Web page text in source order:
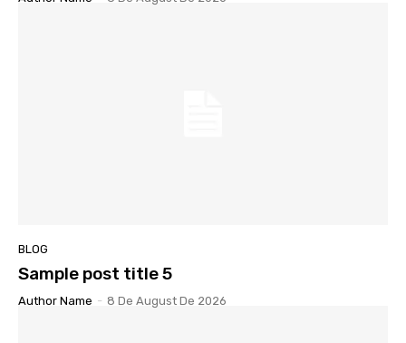
BLOG
Sample post title 5
Author Name - 8 De August De 2026